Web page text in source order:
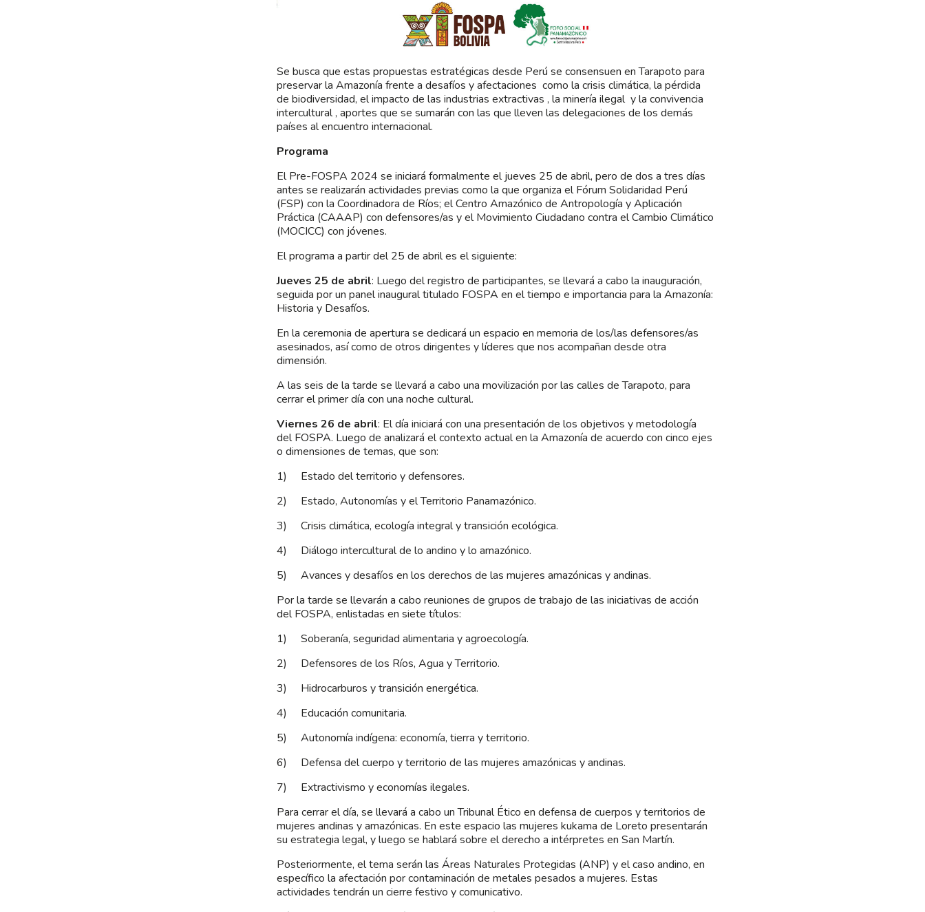
Se busca que estas propuestas estratégicas desde Perú se consensuen en Tarapoto para
preservar la Amazonía frente a desafíos y afectaciones como la crisis climática, la pérdida
de biodiversidad, el impacto de las industrias extractivas , la minería ilegal y la convivencia
intercultural , aportes que se sumarán con las que lleven las delegaciones de los demás
países al encuentro internacional.
Programa
El Pre-FOSPA 2024 se iniciará formalmente el jueves 25 de abril, pero de dos a tres días
antes se realizarán actividades previas como la que organiza el Fórum Solidaridad Perú
(FSP) con la Coordinadora de Ríos; el Centro Amazónico de Antropología y Aplicación
Práctica (CAAAP) con defensores/as y el Movimiento Ciudadano contra el Cambio Climático
(MOCICC) con jóvenes.
El programa a partir del 25 de abril es el siguiente:
Jueves 25 de abril: Luego del registro de participantes, se llevará a cabo la inauguración,
seguida por un panel inaugural titulado FOSPA en el tiempo e importancia para la Amazonía:
Historia y Desafíos.
En la ceremonia de apertura se dedicará un espacio en memoria de los/las defensores/as
asesinados, así como de otros dirigentes y líderes que nos acompañan desde otra
dimensión.
A las seis de la tarde se llevará a cabo una movilización por las calles de Tarapoto, para
cerrar el primer día con una noche cultural.
Viernes 26 de abril: El día iniciará con una presentación de los objetivos y metodología
del FOSPA. Luego de analizará el contexto actual en la Amazonía de acuerdo con cinco ejes
o dimensiones de temas, que son:
1) Estado del territorio y defensores.
2) Estado, Autonomías y el Territorio Panamazónico.
3) Crisis climática, ecología integral y transición ecológica.
4) Diálogo intercultural de lo andino y lo amazónico.
5) Avances y desafíos en los derechos de las mujeres amazónicas y andinas.
Por la tarde se llevarán a cabo reuniones de grupos de trabajo de las iniciativas de acción
del FOSPA, enlistadas en siete títulos:
1) Soberanía, seguridad alimentaria y agroecología.
2) Defensores de los Ríos, Agua y Territorio.
3) Hidrocarburos y transición energética.
4) Educación comunitaria.
5) Autonomía indígena: economía, tierra y territorio.
6) Defensa del cuerpo y territorio de las mujeres amazónicas y andinas.
7) Extractivismo y economías ilegales.
Para cerrar el día, se llevará a cabo un Tribunal Ético en defensa de cuerpos y territorios de
mujeres andinas y amazónicas. En este espacio las mujeres kukama de Loreto presentarán
su estrategia legal, y luego se hablará sobre el derecho a intérpretes en San Martín.
Posteriormente, el tema serán las Áreas Naturales Protegidas (ANP) y el caso andino, en
específico la afectación por contaminación de metales pesados a mujeres. Estas
actividades tendrán un cierre festivo y comunicativo.